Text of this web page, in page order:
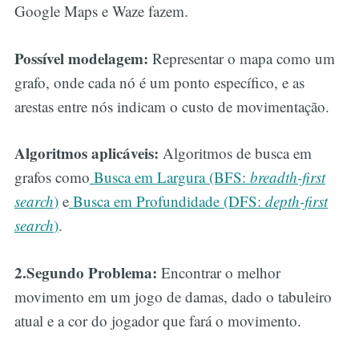
Google Maps e Waze fazem.
Possível modelagem: Representar o mapa como um
grafo, onde cada nó é um ponto específico, e as
arestas entre nós indicam o custo de movimentação.
Algoritmos aplicáveis: Algoritmos de busca em
grafos como Busca em Largura (BFS: breadth-first
search)eBusca em Profundidade (DFS: depth-first
search).
2.Segundo Problema: Encontrar o melhor
movimento em um jogo de damas, dado o tabuleiro
atual e a cor do jogador que fará o movimento.